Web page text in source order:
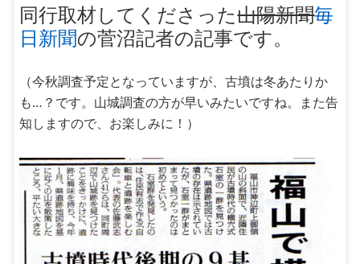
同行取材してくださった山陽新聞毎
日新聞の菅沼記者の記事です。
（今秋調査予定となっていますが、古墳は冬あたりか
も…？です。山城調査の方が早いみたいですね。また告
知しますので、お楽しみに！）